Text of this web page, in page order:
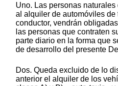
Uno. Las personas
al alquiler de automóviles de
conductor, vendrán
las personas que contraten
parte diario en la forma que
de desarrollo del presente
Dos. Queda excluido de lo
anterior el alquiler de los